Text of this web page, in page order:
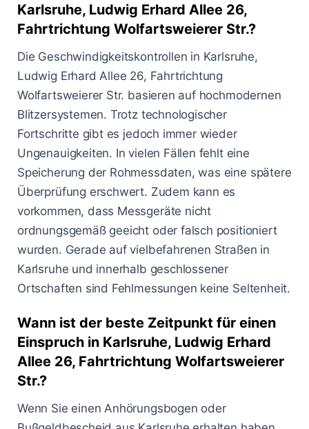
Karlsruhe, Ludwig Erhard Allee 26,
Fahrtrichtung Wolfartsweierer Str.?
Die Geschwindigkeitskontrollen in Karlsruhe,
Ludwig Erhard Allee 26, Fahrtrichtung
Wolfartsweierer Str. basieren auf hochmodernen
Blitzersystemen. Trotz technologischer
Fortschritte gibt es jedoch immer wieder
Ungenauigkeiten. In vielen Fällen fehlt eine
Speicherung der Rohmessdaten, was eine spätere
Überprüfung erschwert. Zudem kann es
vorkommen, dass Messgeräte nicht
ordnungsgemäß geeicht oder falsch positioniert
wurden. Gerade auf vielbefahrenen Straßen in
Karlsruhe und innerhalb geschlossener
Ortschaften sind Fehlmessungen keine Seltenheit.
Wann ist der beste Zeitpunkt für einen
Einspruch in Karlsruhe, Ludwig Erhard
Allee 26, Fahrtrichtung Wolfartsweierer
Str.?
Wenn Sie einen Anhörungsbogen oder